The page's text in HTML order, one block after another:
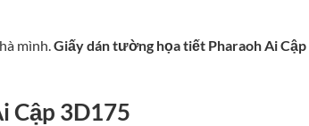
mình.Giấy dán tường họa tiết Pharaoh Ai Cập
Cập 3D175